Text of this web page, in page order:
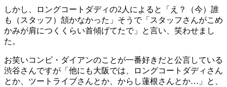
しかし、ロングコートダディの2人によると「え？（今）誰
も（スタッフ）頷かなかった」そうで「スタッフさんがこめ
かみが肩につくくらい首傾げてたで」と言い、笑わせまし
た。
お笑いコンビ・ダイアンのことが一番好きだと公言している
渋谷さんですが「他にも大阪では、ロングコートダディさん
とか、ツートライブさんとか、からし蓮根さんとか…」と、